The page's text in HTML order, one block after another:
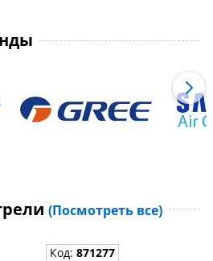
(Посмотреть все)
Код:871277